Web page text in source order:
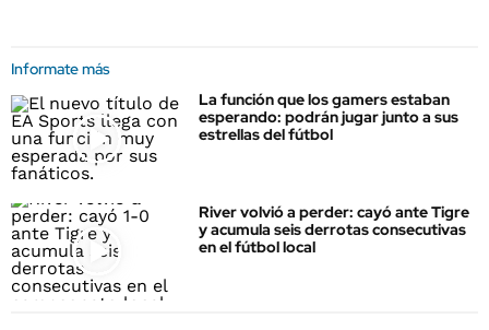
Informate más
La función que los gamers estaban
esperando: podrán jugar junto a sus
estrellas del fútbol
River volvió a perder: cayó ante Tigre
y acumula seis derrotas consecutivas
en el fútbol local